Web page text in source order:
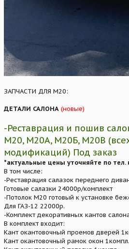
ЗАПЧАСТИ ДЛЯ М20:
ДЕТАЛИ САЛОНА (новые)
-Реставрация и пошив
М20, М20А, М20Б, М20В
модификаций) Под заказ
*актуальные цены уточняйте по тел.
В том числе:
-Реставрация салазок переднего
Готовые салазки 24000р/комплект
-Потолок М20 готовый к установке
Для ГАЗ-12 22000р.
-Комплект декоративных кантов
В комплект входит:
Кант окантовочный проемов дверей
Кант окантовочный рамок окон 1компл.